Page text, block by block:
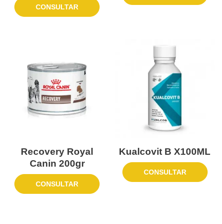
CONSULTAR
Recovery Royal
Canin 200gr
CONSULTAR
Kualcovit B X100ML
CONSULTAR